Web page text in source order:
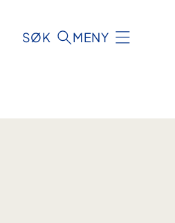
SØK MENY